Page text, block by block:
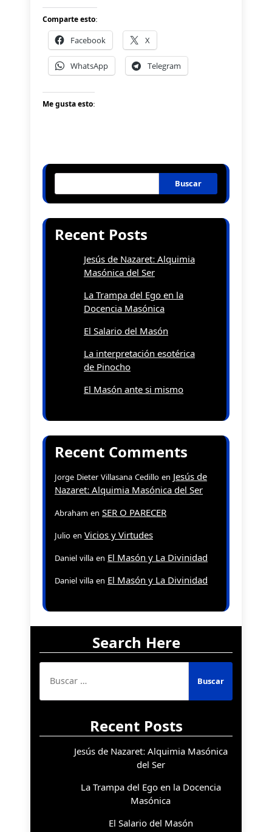
Comparte esto:
Facebook X
WhatsApp Telegram
Me gusta esto:
Buscar
Recent Posts
Jesús de Nazaret: Alquimia
Masónica del Ser
La Trampa del Ego en la
Docencia Masónica
El Salario del Masón
La interpretación esotérica
de Pinocho
El Masón ante si mismo
Recent Comments
Jorge Dieter Villasana Cedillo enJesús de
Nazaret: Alquimia Masónica del Ser
Abraham en SER O PARECER
Julio en Vicios y Virtudes
Daniel villaen El Masón y La Divinidad
Daniel villaen El Masón y La Divinidad
Search Here
Buscar:
Recent Posts
Jesús de Nazaret: Alquimia Masónica
del Ser
La Trampa del Ego en la Docencia
Masónica
El Salario del Masón